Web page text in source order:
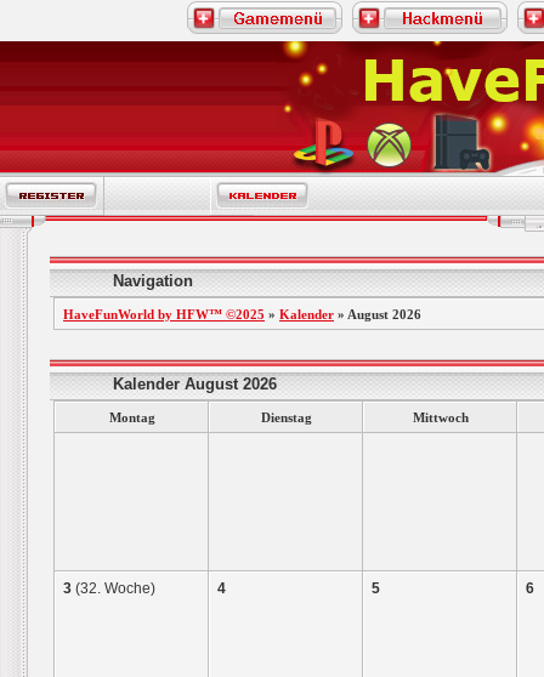
Navigation
HaveFunWorld by HFW™ ©2025 » Kalender » August 2026
Kalender August 2026
Montag Dienstag Mittwoch
3 (32. Woche) 4 5 6